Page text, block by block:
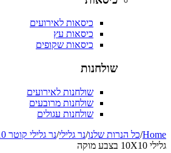
כיסאות לאירועים
כיסאות עץ
כיסאות שקופים
שולחנות
שולחנות לאירועים
שולחנות מרובעים
שולחנות עגולים
/כל הנרות שלנו/נר גלילי/נר גלילי קוטר 10 ס"מ /